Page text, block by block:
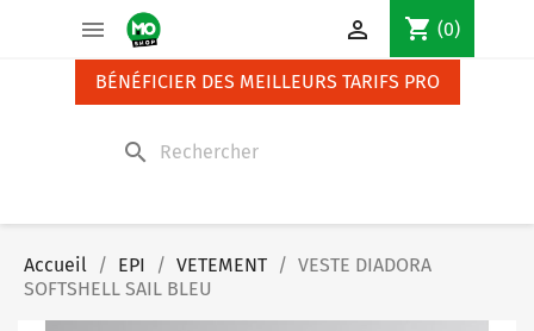
 shopping_cart (0)

BÉNÉFICIER DES MEILLEURS TARIFS PRO
search
Accueil EPI VETEMENT
VESTE DIADORA
SOFTSHELL SAIL BLEU
Panneau de gestion des cookies